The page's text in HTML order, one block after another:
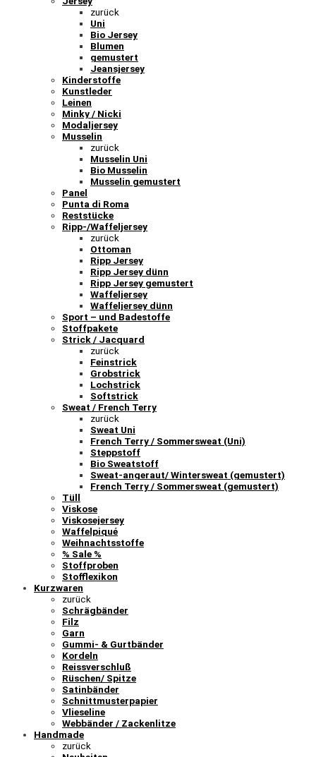
zurück
Uni
Bio Jersey
Blumen
gemustert
Jeansjersey
Kinderstoffe
Kunstleder
Leinen
Minky / Nicki
Modaljersey
Musselin
zurück
Musselin Uni
Bio Musselin
Musselin gemustert
Panel
Punta di Roma
Reststücke
Ripp-/Waffeljersey
zurück
Ottoman
Ripp Jersey
Ripp Jersey dünn
Ripp Jersey gemustert
Waffeljersey
Waffeljersey dünn
Sport – und Badestoffe
Stoffpakete
Strick / Jacquard
zurück
Feinstrick
Grobstrick
Lochstrick
Softstrick
Sweat / French Terry
zurück
Sweat Uni
French Terry / Sommersweat (Uni)
Steppstoff
Bio Sweatstoff
Sweat-angeraut/ Wintersweat (gemustert)
French Terry / Sommersweat (gemustert)
Tüll
Viskose
Viskosejersey
Waffelpiqué
Weihnachtsstoffe
% Sale %
Stoffproben
Stofflexikon
Kurzwaren
zurück
Schrägbänder
Filz
Garn
Gummi- & Gurtbänder
Kordeln
Reissverschluß
Rüschen/ Spitze
Satinbänder
Schnittmusterpapier
Vlieseline
Webbänder / Zackenlitze
Handmade
zurück